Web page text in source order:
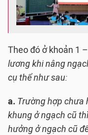
Theo đó ở khoản 1
lương khi nâng
cụ thể như sau:
a. Trường hợp chưa
khung ở ngạch cũ
hưởng ở ngạch cũ